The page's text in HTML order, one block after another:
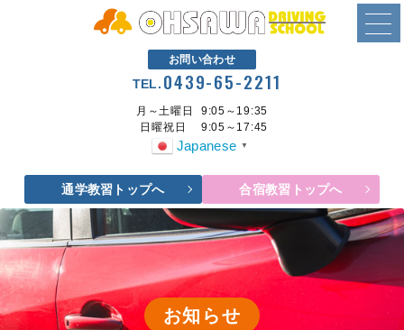
お問い合わせ
TEL. 0439-65-2211
月～土曜日
9:05～19:35
日曜祝日
9:05～17:45
Japanese ▼
通学教習トップへ 合宿教習トップへ
お知らせ